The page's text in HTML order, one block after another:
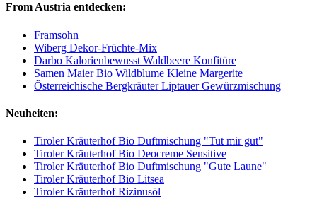
From Austria entdecken:
Framsohn
Wiberg Dekor-Früchte-Mix
Darbo Kalorienbewusst Waldbeere Konfitüre
Samen Maier Bio Wildblume Kleine Margerite
Österreichische Bergkräuter Liptauer Gewürzmischung
Neuheiten:
Tiroler Kräuterhof Bio Duftmischung "Tut mir gut"
Tiroler Kräuterhof Bio Deocreme Sensitive
Tiroler Kräuterhof Bio Duftmischung "Gute Laune"
Tiroler Kräuterhof Bio Litsea
Tiroler Kräuterhof Rizinusöl